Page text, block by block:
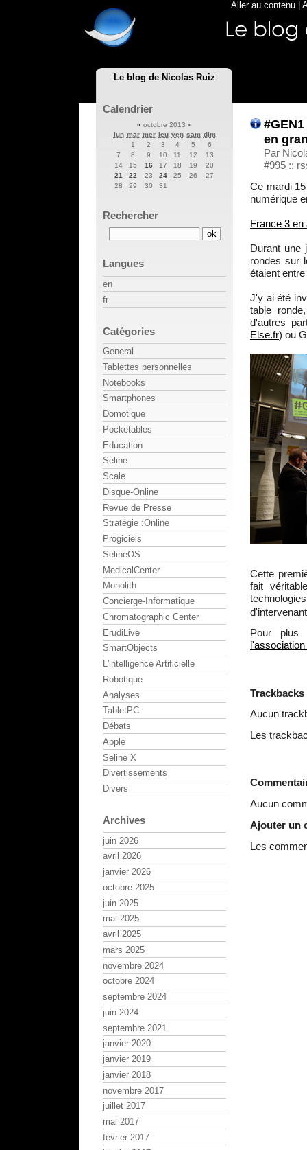
Le blog de Nicolas Ruiz
Aller au contenu
en
Par
#995 ::
Ce mardi
numérique
France 3 en
Durant une
rondes sur
étaient
J'y ai été
table
d'autres
Else.fr) ou
Cette
fait
Pour plus
Trackbacks
Aucun
Les
Aucun
Ajouter un
Les
Calendrier
« octobre 2013 »
lun mar mer jeu ven sam dim
1
2 3 4 5
6
7
8 9 10 11 12
13
14
15 16 17 18 19
20
21
22 23 24 25 26
27
28
29 30 31
Rechercher
Langues
en
fr
Catégories
General
Tablettes personnelles
Notebooks
Smartphones
Domotique
Pocketables
Education
Seline
Scale
Disque-Online
Revue de Presse
Stratégie :Online
Progiciels
SelineOS
MedicalCenter
Monolith
Concierge-Informatique
Chromatographic Center
ErudiLive
SmartObjects
L'intelligence Artificielle
Robotique
Analyses
TabletPC
Débats
Apple
Seline X
Divertissements
Divers
Archives
juin 2026
avril 2026
janvier 2026
octobre 2025
juin 2025
mai 2025
avril 2025
mars 2025
novembre 2024
octobre 2024
septembre 2024
juin 2024
septembre 2021
janvier 2020
janvier 2019
janvier 2018
novembre 2017
juillet 2017
mai 2017
février 2017